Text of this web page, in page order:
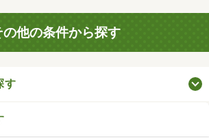
の他の条件から探す
す